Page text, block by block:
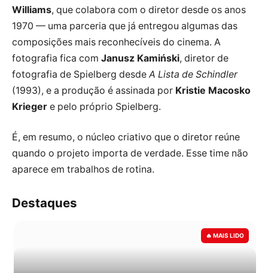
Williams, que colabora com o diretor desde os anos
1970 — uma parceria que já entregou algumas das
composições mais reconhecíveis do cinema. A
fotografia fica com Janusz Kamiński, diretor de
fotografia de Spielberg desde A Lista de Schindler
(1993), e a produção é assinada por Kristie Macosko
Krieger e pelo próprio Spielberg.
É, em resumo, o núcleo criativo que o diretor reúne
quando o projeto importa de verdade. Esse time não
aparece em trabalhos de rotina.
Destaques